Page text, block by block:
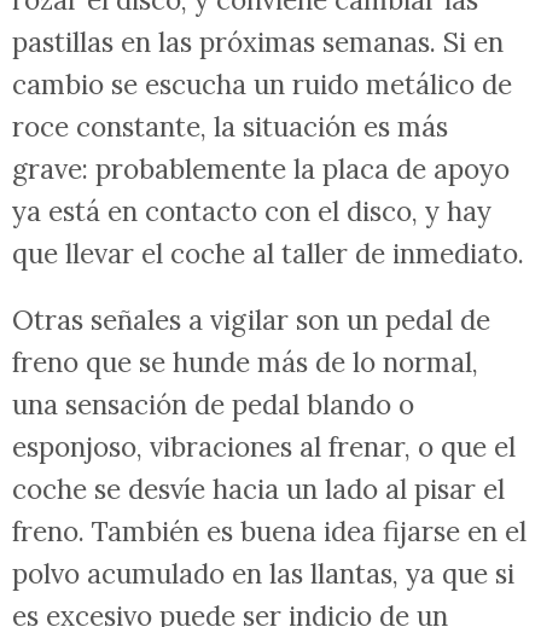
pastillas en las próximas semanas. Si en
cambio se escucha un ruido metálico de
roce constante, la situación es más
grave: probablemente la placa de apoyo
ya está en contacto con el disco, y hay
que llevar el coche al taller de inmediato.
Otras señales a vigilar son un pedal de
freno que se hunde más de lo normal,
una sensación de pedal blando o
esponjoso, vibraciones al frenar, o que el
coche se desvíe hacia un lado al pisar el
freno. También es buena idea fijarse en el
polvo acumulado en las llantas, ya que si
es excesivo puede ser indicio de un